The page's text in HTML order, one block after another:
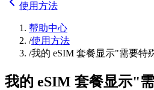
使用方法
帮助中心
/使用方法
/我的 eSIM 套餐显示"需要特
我的 eSIM 套餐显示"